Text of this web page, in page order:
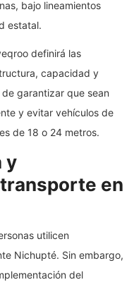
bajo lineamientos
estatal.
definirá las
capacidad y
garantizar que sean
y evitar vehículos de
de 18 o 24 metros.
y
en
utilicen
Nichupté. Sin embargo,
del